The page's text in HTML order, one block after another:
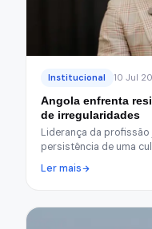
Institucional 10 Jul
Angola enfrenta
de irregularidades
Liderança da
persistência de uma
Ler mais